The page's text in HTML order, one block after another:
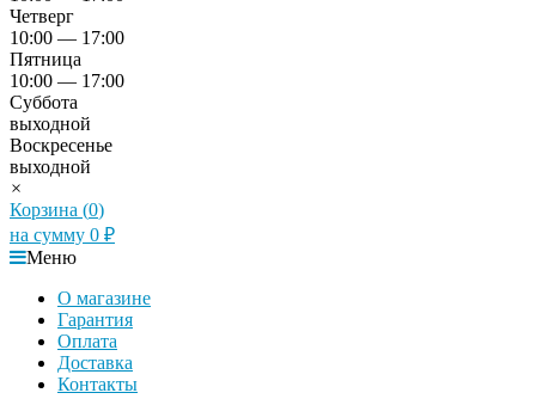
Четверг
10:00 — 17:00
Пятница
10:00 — 17:00
Суббота
выходной
Воскресенье
выходной
×
Корзина (0)
на сумму 0 ₽
Меню
О магазине
Гарантия
Оплата
Доставка
Контакты